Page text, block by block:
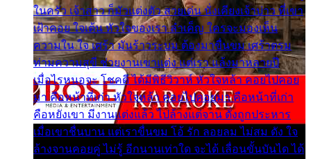
ในครัว เจ้าสาว ก็มัวแต่งตัว สวยเด่น นั่งเคียงเจ้าบ่าว ที่เขา
เฝ้าคอย ใจเต้น หัวใจของเรา ลำเค็ญ ใครจะมองเห็น
ความใน ใจ เศร้า มันร้าวระบม ต้องมาขื่นขม เศร้าตรม
ท่ามความสุขี ช่วยงานเขาแต่ง แต่เรา แล้งมาหลายปี
เมื่อไรหนอจะ โชคดี ได้มีพิธีวิวาห์ หัวใจหล้า คอยไปคอย
มา คือหน้าที่เก่า หัวใจหล้า คอยไปคอยมา คือหน้าที่เก่า
คือหยังเขา มีงานแต่งแล้ว ไปล้างแต่จาน ดั่งถูกประหาร
เมื่อเขาชื่นบาน แต่เราขื่นขม โอ้ รัก ลอยลม ไม่สม ดัง ใจ
ล้างจานคอยคู่ ไม่รู้ อีกนานเท่าใด จะได้ เลื่อนขั้นบันได ได้